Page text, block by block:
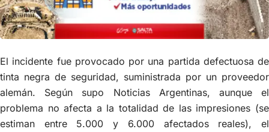
El incidente fue provocado por una partida defectuosa de
tinta negra de seguridad, suministrada por un proveedor
alemán. Según supo Noticias Argentinas, aunque el
problema no afecta a la totalidad de las impresiones (se
estiman entre 5.000 y 6.000 afectados reales), el